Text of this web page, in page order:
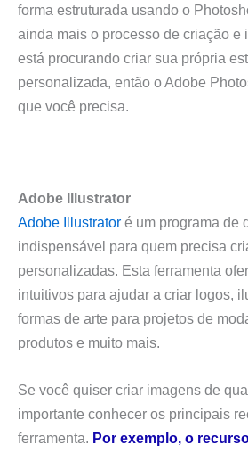
forma estruturada usando o
ainda mais o processo de criação e
está procurando criar sua própria
personalizada, então o Adobe
que você precisa.
Adobe Illustrator
Adobe Illustrator é um programa de
indispensável para quem precisa
personalizadas. Esta ferramenta
intuitivos para ajudar a criar logos,
formas de arte para projetos de
produtos e muito mais.
Se você quiser criar imagens de
importante conhecer os principais
ferramenta. Por exemplo, o